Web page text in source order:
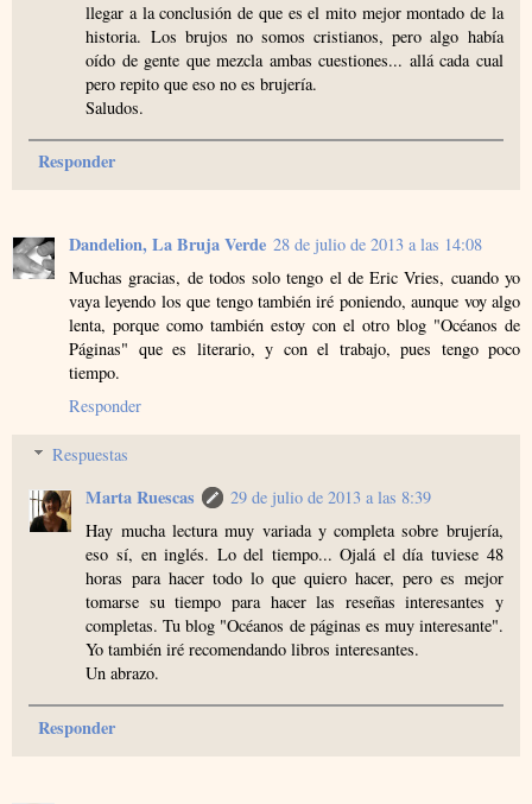
llegar a la conclusión de que es el mito mejor montado de la
historia. Los brujos no somos cristianos, pero algo había
oído de gente que mezcla ambas cuestiones... allá cada cual
pero repito que eso no es brujería.
Saludos.
Responder
Dandelion, La Bruja Verde 28 de julio de 2013 a las 14:08
Muchas gracias, de todos solo tengo el de Eric Vries, cuando yo
vaya leyendo los que tengo también iré poniendo, aunque voy algo
lenta, porque como también estoy con el otro blog "Océanos de
Páginas" que es literario, y con el trabajo, pues tengo poco
tiempo.
Responder
Respuestas
Marta Ruescas
29 de julio de 2013 a las 8:39
Hay mucha lectura muy variada y completa sobre brujería,
eso sí, en inglés. Lo del tiempo... Ojalá el día tuviese 48
horas para hacer todo lo que quiero hacer, pero es mejor
tomarse su tiempo para hacer las reseñas interesantes y
completas. Tu blog "Océanos de páginas es muy interesante".
Yo también iré recomendando libros interesantes.
Un abrazo.
Responder